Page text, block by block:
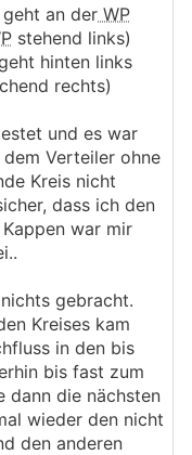
an der WP
stehend links)
hinten links
rechts)
und es war
Verteiler ohne
Kreis nicht
dass ich den
war mir
gebracht.
Kreises kam
in den bis
bis fast zum
dann die nächsten
wieder den nicht
den anderen